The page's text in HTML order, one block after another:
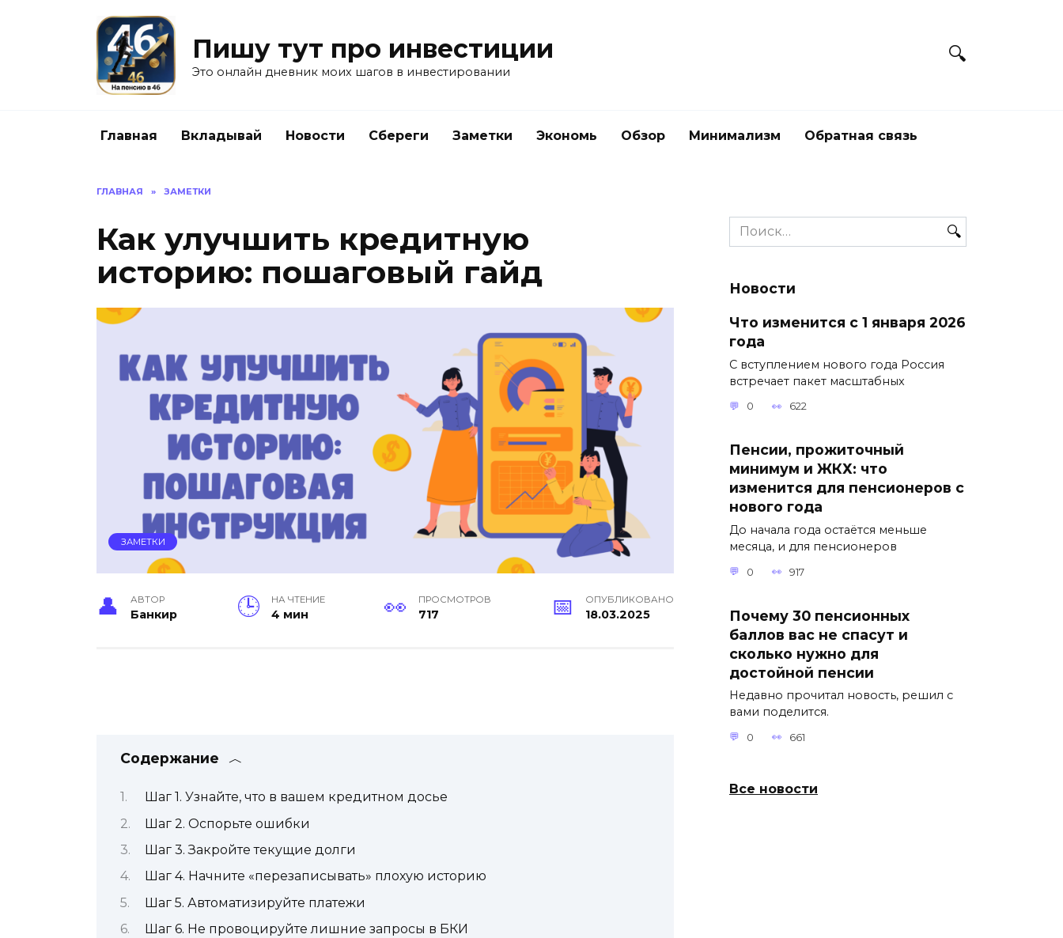
Пишу тут про инвестиции
Это онлайн дневник моих шагов в инвестировании
Главная Вкладывай Новости Сбереги Заметки Экономь Обзор Минимализм Обратная связь
ГЛАВНАЯ » ЗАМЕТКИ
Как улучшить кредитную
историю: пошаговый гайд
ЗАМЕТКИ
АВТОР
Банкир
НА ЧТЕНИЕ
4 мин
ПРОСМОТРОВ
717
ОПУБЛИКОВАНО
18.03.2025
Содержание
Шаг 1. Узнайте, что в вашем кредитном досье
Шаг 2. Оспорьте ошибки
Шаг 3. Закройте текущие долги
Шаг 4. Начните «перезаписывать» плохую историю
Шаг 5. Автоматизируйте платежи
Шаг 6. Не провоцируйте лишние запросы в БКИ
Search
for:
Новости
Что изменится с 1 января 2026
года
С вступлением нового года Россия
встречает пакет масштабных
0 622
Пенсии, прожиточный
минимум и ЖКХ: что
изменится для пенсионеров с
нового года
До начала года остаётся меньше
месяца, и для пенсионеров
0 917
Почему 30 пенсионных
баллов вас не спасут и
сколько нужно для
достойной пенсии
Недавно прочитал новость, решил с
вами поделится.
0 661
Все новости